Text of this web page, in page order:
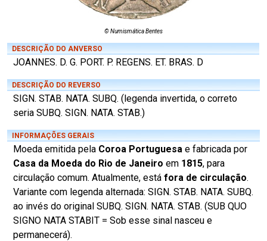
© Numismática Bentes
DESCRIÇÃO DO ANVERSO
JOANNES. D. G. PORT. P. REGENS. ET. BRAS. D
DESCRIÇÃO DO REVERSO
SIGN. STAB. NATA. SUBQ. (legenda invertida, o correto
seria SUBQ. SIGN. NATA. STAB.)
INFORMAÇÕES GERAIS
Moeda emitida pela Coroa Portuguesa e fabricada por
Casa da Moeda do Rio de Janeiro em 1815, para
circulação comum. Atualmente, está fora de circulação.
Variante com legenda alternada: SIGN. STAB. NATA. SUBQ.
ao invés do original SUBQ. SIGN. NATA. STAB. (SUB QUO
SIGNO NATA STABIT = Sob esse sinal nasceu e
permanecerá).